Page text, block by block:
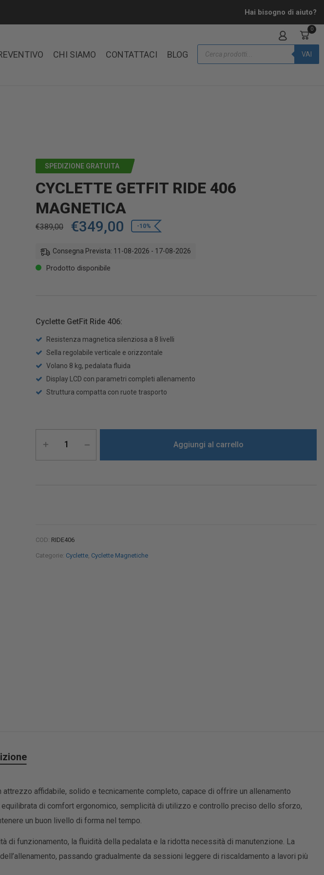
Hai bisogno di aiuto?
CHI SIAMO CONTATTACI BLOG
0
VAI
SPEDIZIONE GRATUITA
CYCLETTE GETFIT RIDE 406
MAGNETICA
€389,00 €349,00 -10%
Consegna Prevista: 11-08-2026 - 17-08-2026
Prodotto disponibile
Cyclette GetFit Ride 406:
Resistenza magnetica silenziosa a 8 livelli
Sella regolabile verticale e orizzontale
Volano 8 kg, pedalata fluida
Display LCD con parametri completi allenamento
Struttura compatta con ruote trasporto
Aggiungi al carrello
COD: RIDE406
Categorie: Cyclette Cyclette Magnetiche
attrezzo affidabile, solido e tecnicamente completo, capace di offrire un allenamento
di comfort ergonomico, semplicità di utilizzo e controllo preciso dello sforzo,
un buon livello di forma nel tempo.
di funzionamento, la fluidità della pedalata e la ridotta necessità di manutenzione. La
passando gradualmente da sessioni leggere di riscaldamento a lavori più